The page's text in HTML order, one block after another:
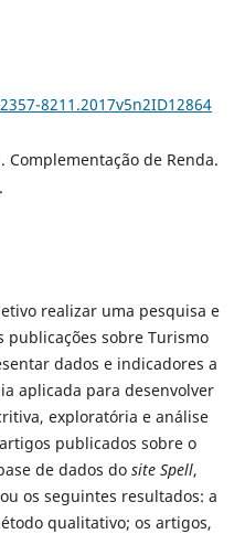
8211.2017v5n2ID12864
Complementação de Renda.
realizar uma pesquisa e
sobre Turismo
dados e indicadores a
aplicada para desenvolver
exploratória e análise
publicados sobre o
de dados do site Spell,
os seguintes resultados: a
qualitativo; os artigos,